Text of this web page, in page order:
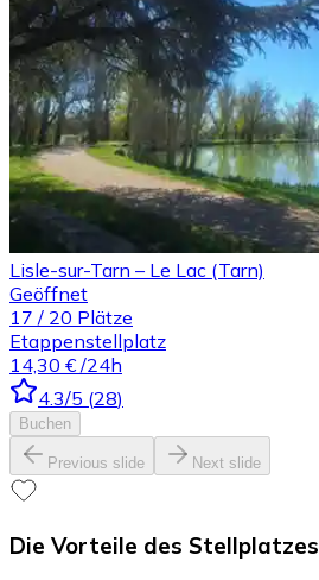
Lisle-sur-Tarn – Le Lac (Tarn)
Geöffnet
17 / 20 Plätze
Etappenstellplatz
14,30 € /24h
4.3/5 (28)
Buchen
Previous slide Next slide
Die Vorteile des Stellplatzes